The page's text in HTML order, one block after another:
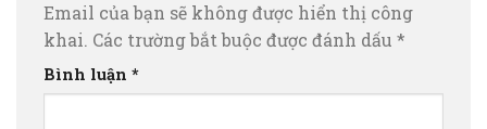
Email của bạn sẽ không được hiển thị công
khai. Các trường bắt buộc được đánh dấu *
Bình luận *